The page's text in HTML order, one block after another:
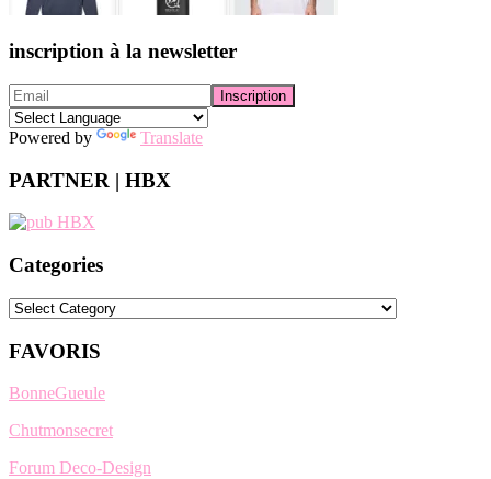
inscription à la newsletter
Powered by Translate
PARTNER | HBX
Categories
Categories
FAVORIS
BonneGueule
Chutmonsecret
Forum Deco-Design